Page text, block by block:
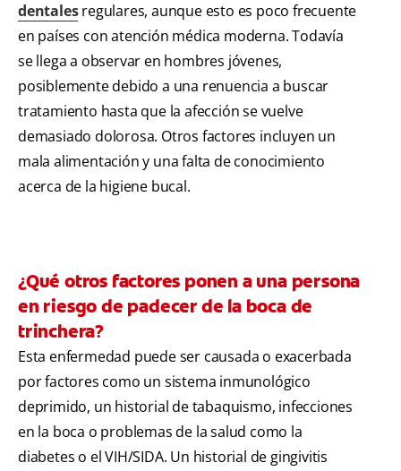
dentalesregulares, aunque esto es poco frecuente
en países con atención médica moderna. Todavía
se llega a observar en hombres jóvenes,
posiblemente debido a una renuencia a buscar
tratamiento hasta que la afección se vuelve
demasiado dolorosa. Otros factores incluyen un
mala alimentación y una falta de conocimiento
acerca de la higiene bucal.
¿Qué otros factores ponen a una persona
en riesgo de padecer de la boca de
trinchera?
Esta enfermedad puede ser causada o exacerbada
por factores como un sistema inmunológico
deprimido, un historial de tabaquismo, infecciones
en la boca o problemas de la salud como la
diabetes o el VIH/SIDA. Un historial de gingivitis